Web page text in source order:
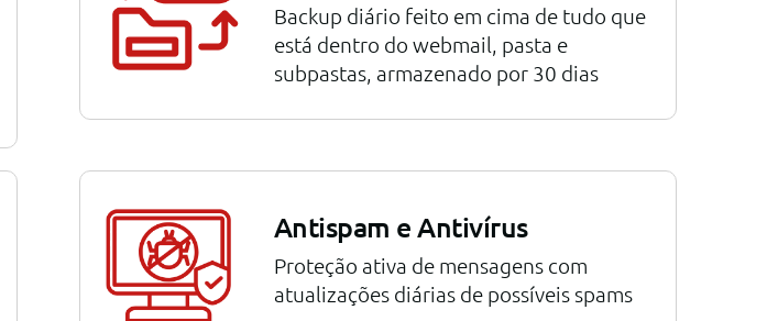
Backup diário feito em cima de tudo que
está dentro do webmail, pasta e
subpastas, armazenado por 30 dias
Antispam e Antivírus
Proteção ativa de mensagens com
atualizações diárias de possíveis spams